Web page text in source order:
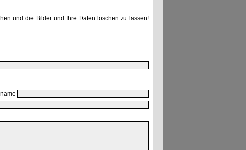
und die Bilder und Ihre Daten löschen zu lassen!